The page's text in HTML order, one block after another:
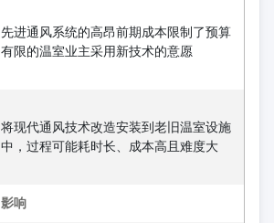
先进通风系统的高昂前期成本限制了预算
有限的温室业主采用新技术的意愿
将现代通风技术改造安装到老旧温室设施
中，过程可能耗时长、成本高且难度大
影响